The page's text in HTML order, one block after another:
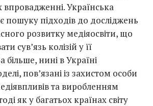
впровадженні. Українська
пошуку підходів до досліджень
розвитку медіяосвіти, що
сув’язь колізій у її
більше, нині в Україні
пов’язані із захистом особи
та виробленням
як у багатьох країнах світу